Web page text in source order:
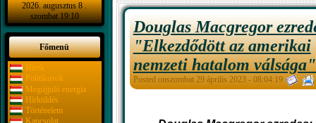
2026. augusztus 8 .
szombat 19:10
Főmenü
Hírek
Politikusok
Megújjuló energia
Hírküldés
Történelem
Douglas Macgregor
"Elkezdődött az amerikai
nemzeti hatalom
Posted onszombat 29 április 2023 - 08:04:19